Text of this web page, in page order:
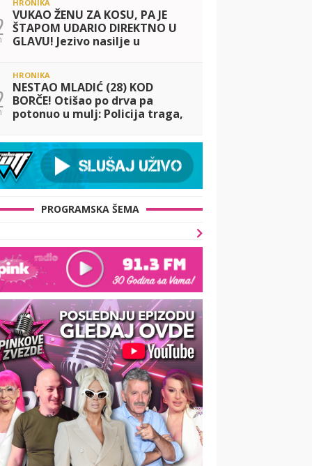
HRONIKA
VUKAO ŽENU ZA KOSU, PA JE
ŠTAPOM UDARIO DIREKTNO U
GLAVU! Jezivo nasilje u
katastrofu
HRONIKA
NESTAO MLADIĆ (28) KOD
BORČE! Otišao po drva pa
potonuo u mulj: Policija traga,
PROGRAMSKA ŠEMA